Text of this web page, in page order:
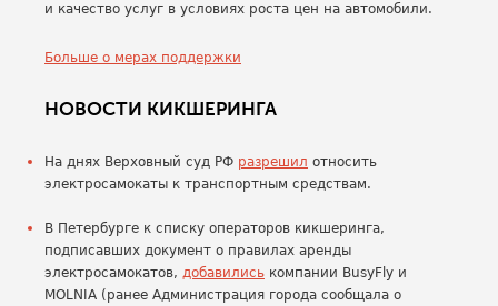
и качество услуг в условиях роста цен на автомобили.
Больше о мерах поддержки
НОВОСТИ КИКШЕРИНГА
На днях Верховный суд РФ разрешил относить
электросамокаты к транспортным средствам.
В Петербурге к списку операторов кикшеринга,
подписавших документ о правилах аренды
электросамокатов, добавились компании BusyFly и
MOLNIA (ранее Администрация города сообщала о